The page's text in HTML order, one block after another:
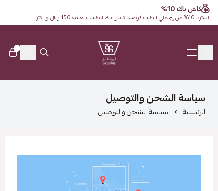
كاش باك 10%
استرد 10% من إجمالي الطلب كرصيد كاش باك للطلبات بقيمة 150 ريال و اكثر
قهوة عُمق
0
سياسة الشحن والتوصيل
الرئيسية سياسة الشحن والتوصيل